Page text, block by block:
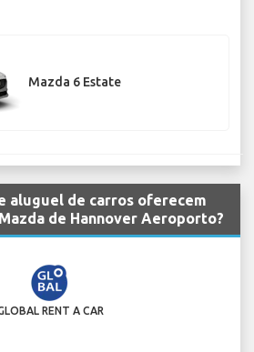
Mazda 6 Estate
aluguel de carros oferecem
de Hannover Aeroporto?
RENT A CAR